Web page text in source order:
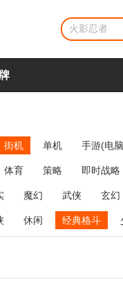
街机 单机 手游(电
体育 策略
即时战略
棋类 牌类 麻将
魔幻 武侠 玄幻
休闲 经典格斗